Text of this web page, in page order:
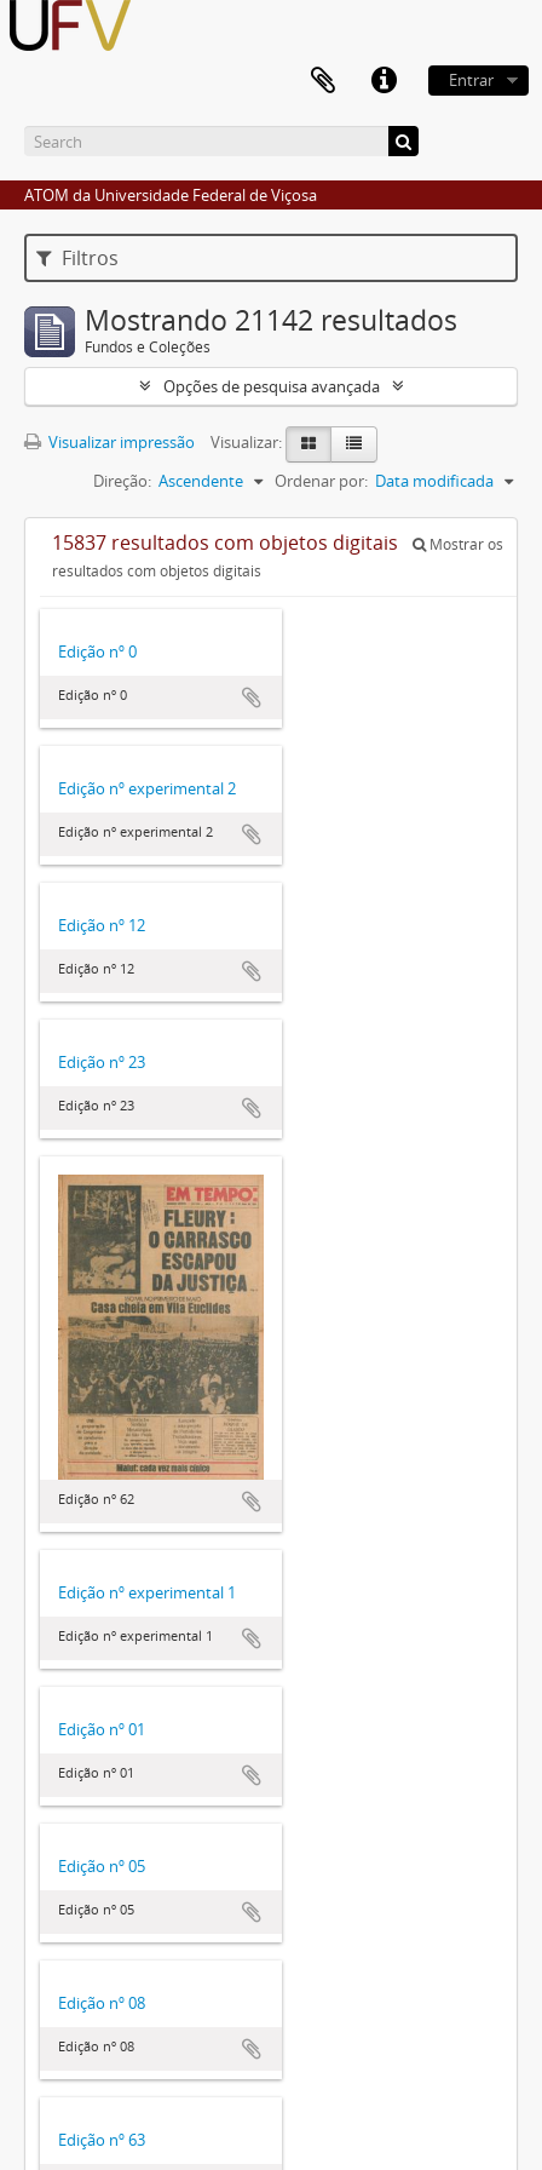
Entrar
ATOM da Universidade Federal de Viçosa
Filtros
Mostrando 21142 resultados
Fundos e Coleções
Opções de pesquisa avançada
Visualizar impressão
Visualizar:
Ordenar por: Data modificada
Direção: Ascendente
15837 resultados com objetos digitais
Mostrar os
resultados com objetos digitais
Edição nº 0
Edição nº 0
Edição nº experimental 2
Edição nº experimental 2
Edição nº 12
Edição nº 12
Edição nº 23
Edição nº 23
Edição nº 62
Edição nº experimental 1
Edição nº experimental 1
Edição nº 01
Edição nº 01
Edição nº 05
Edição nº 05
Edição nº 08
Edição nº 08
Edição nº 63